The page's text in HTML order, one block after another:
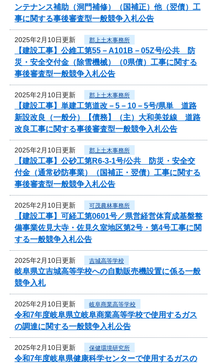
ンテナンス補助（洞門補修）（国補正）他（翌債）工
事に関する事後審査型一般競争入札公告
2025年2月10日更新 郡上土木事務所
【建設工事】公維工第55－A101B－05Z号/公共 防
災・安全交付金（除雪機械）（0県債）工事に関する
事後審査型一般競争入札公告
2025年2月10日更新 郡上土木事務所
【建設工事】単建工第道改－5－10－5号/県単 道路
新設改良（一般分）【債務】（主）大和美並線 道路
改良工事に関する事後審査型一般競争入札公告
2025年2月10日更新 郡上土木事務所
【建設工事】公砂工第R6-3-1号/公共 防災・安全交
付金（通常砂防事業）（国補正・翌債）工事に関する
事後審査型一般競争入札公告
2025年2月10日更新 可茂農林事務所
【建設工事】可経工第0601号／県営経営体育成基盤整
備事業佐見大寺・佐見久室地区第2号・第4号工事に関
する一般競争入札公告
2025年2月10日更新 吉城高等学校
岐阜県立吉城高等学校への自動販売機設置に係る一般
競争入札
2025年2月10日更新 岐阜商業高等学校
令和7年度岐阜県立岐阜商業高等学校で使用するガス
の調達に関する一般競争入札公告
2025年2月10日更新 保健環境研究所
令和7年度岐阜県健康科学センターで使用するガスの